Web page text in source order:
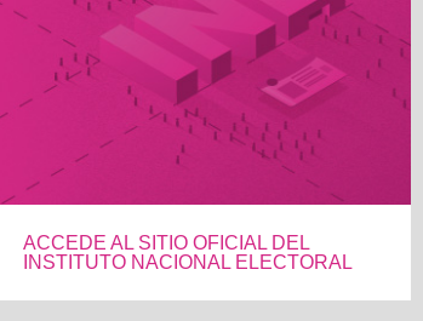
ACCEDE AL SITIO OFICIAL DEL
INSTITUTO NACIONAL ELECTORAL